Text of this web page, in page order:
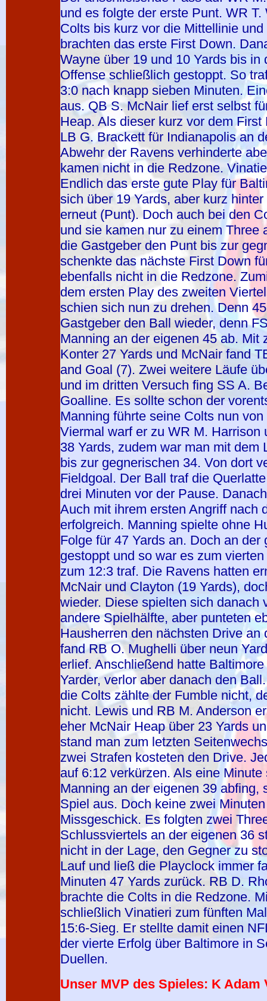
und es folgte der erste Punt. WR
Colts bis kurz vor die Mittellinie
brachten das erste First Down.
Wayne über 19 und 10 Yards bis
Offense schließlich gestoppt. So
3:0 nach knapp sieben Minuten.
aus. QB S. McNair lief erst selbst
Heap. Als dieser kurz vor dem
LB G. Brackett für Indianapolis an
Abwehr der Ravens verhinderte
kamen nicht in die Redzone.
Endlich das erste gute Play für
sich über 19 Yards, aber kurz
erneut (Punt). Doch auch bei den
und sie kamen nur zu einem
die Gastgeber den Punt bis zur
schenkte das nächste First Down
ebenfalls nicht in die Redzone.
dem ersten Play des zweiten
schien sich nun zu drehen. Denn
Gastgeber den Ball wieder, denn
Manning an der eigenen 45 ab.
Konter 27 Yards und McNair fand
and Goal (7). Zwei weitere Läufe
und im dritten Versuch fing SS A.
Goalline. Es sollte schon der
Manning führte seine Colts nun
Viermal warf er zu WR M.
38 Yards, zudem war man mit
bis zur gegnerischen 34. Von dort
Fieldgoal. Der Ball traf die
drei Minuten vor der Pause.
Auch mit ihrem ersten Angriff nach
erfolgreich. Manning spielte ohne
Folge für 47 Yards an. Doch an
gestoppt und so war es zum
zum 12:3 traf. Die Ravens hatten
McNair und Clayton (19 Yards),
wieder. Diese spielten sich danach
andere Spielhälfte, aber punteten
Hausherren den nächsten Drive
fand RB O. Mughelli über neun
erlief. Anschließend hatte
Yarder, verlor aber danach den
die Colts zählte der Fumble nicht,
nicht. Lewis und RB M. Anderson
eher McNair Heap über 23 Yards
stand man zum letzten
zwei Strafen kosteten den Drive.
auf 6:12 verkürzen. Als eine
Manning an der eigenen 39
Spiel aus. Doch keine zwei
Missgeschick. Es folgten zwei
Schlussviertels an der eigenen 36
nicht in der Lage, den Gegner zu
Lauf und ließ die Playclock immer
Minuten 47 Yards zurück. RB D.
brachte die Colts in die Redzone.
schließlich Vinatieri zum fünften
15:6-Sieg. Er stellte damit einen
der vierte Erfolg über Baltimore in
Duellen.
Unser MVP des Spieles: K Adam